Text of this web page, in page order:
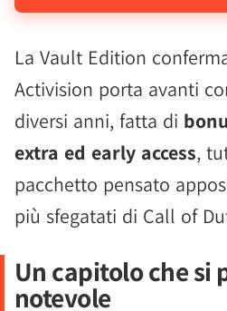
La Vault Edition
Activision porta avanti
diversi anni, fatta di
extra ed early access,
pacchetto pensato
più sfegatati di Call of
Un capitolo che si
notevole